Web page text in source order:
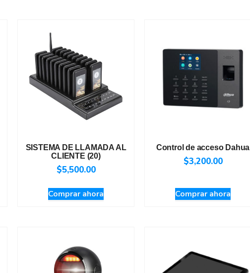
SISTEMA DE LLAMADA AL
CLIENTE (20)
$5,500.00
Comprar ahora
Control de acceso Dahua
$3,200.00
Comprar ahora